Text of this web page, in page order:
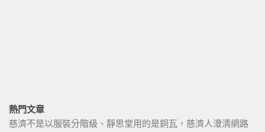
熱門文章
慈濟不是以服裝分階級、靜思堂用的是銅瓦，慈濟人澄清網路